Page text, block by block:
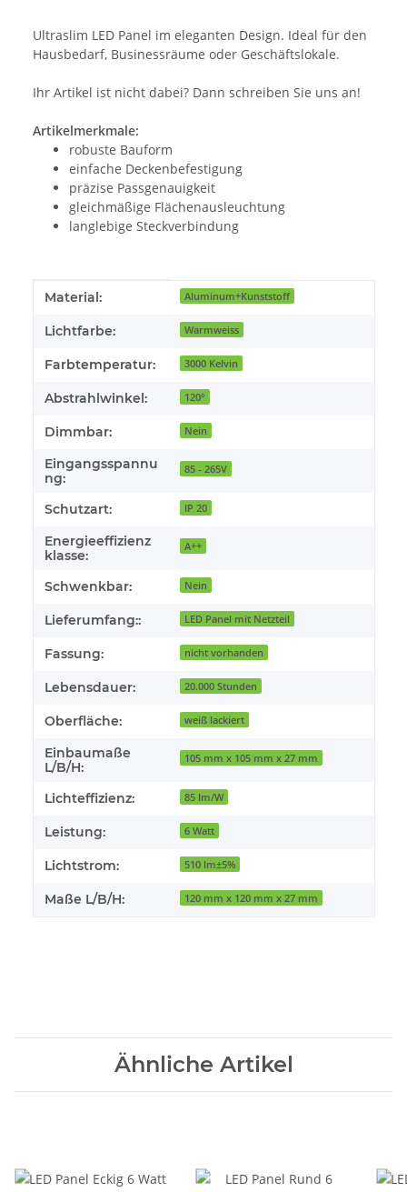
Ultraslim LED Panel im eleganten Design. Ideal für den
Hausbedarf, Businessräume oder Geschäftslokale.
Ihr Artikel ist nicht dabei? Dann schreiben Sie uns an!
Artikelmerkmale:
robuste Bauform
einfache Deckenbefestigung
präzise Passgenauigkeit
gleichmäßige Flächenausleuchtung
langlebige Steckverbindung
Produkteigenschaft
Wert
Material: Aluminum+Kunststoff
Lichtfarbe: Warmweiss
Farbtemperatur: 3000 Kelvin
Abstrahlwinkel: 120°
Dimmbar: Nein
Eingangsspannu
ng:
85 - 265V
Schutzart: IP 20
Energieeffizienz
klasse:
A++
Schwenkbar: Nein
Lieferumfang:: LED Panel mit Netzteil
Fassung: nicht vorhanden
Lebensdauer: 20.000 Stunden
Oberfläche: weiß lackiert
Einbaumaße
L/B/H:
105 mm x 105 mm x 27 mm
Lichteffizienz: 85 lm/W
Leistung: 6 Watt
Lichtstrom: 510 lm±5%
Maße L/B/H: 120 mm x 120 mm x 27 mm
Ähnliche Artikel